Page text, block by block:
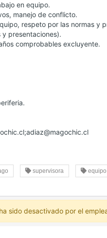
en equipo.
manejo de conflicto.
respeto por las normas y
presentaciones).
comprobables excluyente.
supervisora equipo
sido desactivado por el